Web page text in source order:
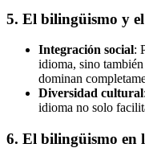
5. El bilingüismo y
Integración social:
idioma, sino
dominan
Diversidad cultural
idioma no solo
6. El bilingüismo en